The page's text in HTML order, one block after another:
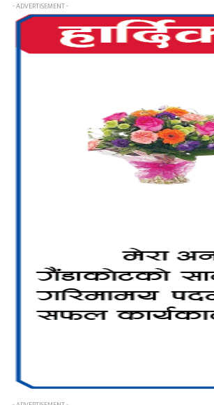
- ADVERTISEMENT -